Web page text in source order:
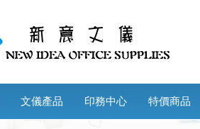
文儀產品 印務中心 特價商品